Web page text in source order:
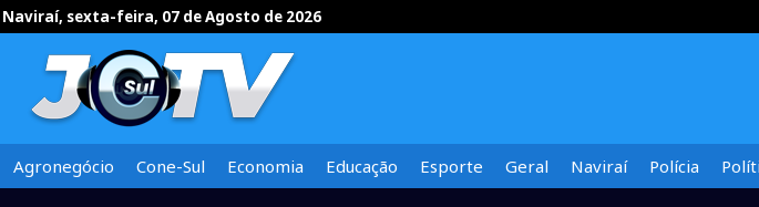
Naviraí, sexta-feira, 07 de Agosto de 2026
Agronegócio Cone-Sul Economia Educação Esporte Geral Naviraí Polícia